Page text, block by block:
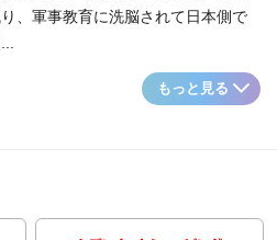
、軍事教育に洗脳されて日本側で
もっと見る